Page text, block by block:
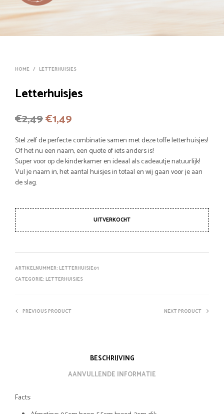
HOME / LETTERHUISJES
Letterhuisjes
€2,49Oorspronkelijke
prijs
was:
€2,49.
€1,49
prijs
is:
€1,49.
Stel zelf de perfecte combinatie samen met deze toffe letterhuisjes!
Of het nu een naam, een quote of iets anders is!
Super voor op de kinderkamer en ideaal als cadeautje natuurlijk!
Vul je naam in, het aantal huisjes in totaal en wij gaan voor je aan
de slag.
UITVERKOCHT
ARTIKELNUMMER:LETTERHUISJE01
CATEGORIE:LETTERHUISJES
PREVIOUS PRODUCT NEXT PRODUCT
BESCHRIJVING
AANVULLENDE INFORMATIE
Facts: